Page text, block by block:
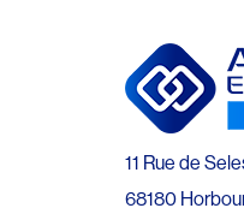
11 Rue de
68180